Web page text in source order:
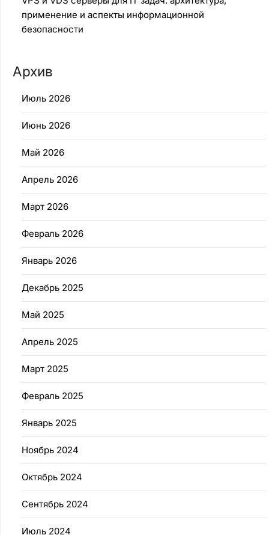
применение и аспекты информационной
безопасности
Архив
Июль 2026
Июнь 2026
Май 2026
Апрель 2026
Март 2026
Февраль 2026
Январь 2026
Декабрь 2025
Май 2025
Апрель 2025
Март 2025
Февраль 2025
Январь 2025
Ноябрь 2024
Октябрь 2024
Сентябрь 2024
Июль 2024